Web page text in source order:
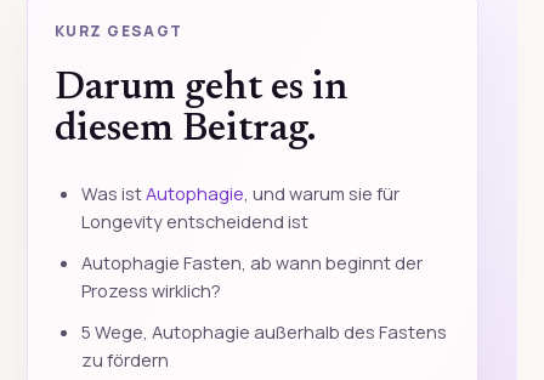
KURZ GESAGT
Darum geht es in
diesem Beitrag.
Was istAutophagie, und warum sie für
Longevity entscheidend ist
Autophagie Fasten, ab wann beginnt der
Prozess wirklich?
5 Wege, Autophagie außerhalb des Fastens
zu fördern